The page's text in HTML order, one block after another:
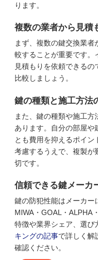
ります。
複数の業者から見積
まず、複数の鍵交換業
較することが重要です。
見積もりを依頼できる
比較しましょう。
鍵の種類と施工方法
また、鍵の種類や施工
あります。自分の部屋や
とも費用を抑えるポイ
考慮するうえで、複製が
切です。
信頼できる鍵メーカ
鍵の防犯性能はメーカー
MIWA・GOAL・ALPHA
特徴や業界シェア、選び
キングの記事で詳しく解
確認ください。